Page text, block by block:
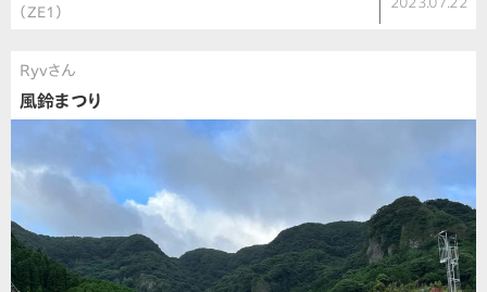
（ZE1）
2023.07.22
Ryvさん
風鈴まつり